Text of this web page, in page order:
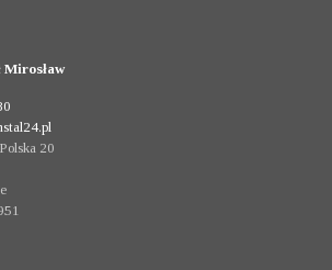
Mirosław
20